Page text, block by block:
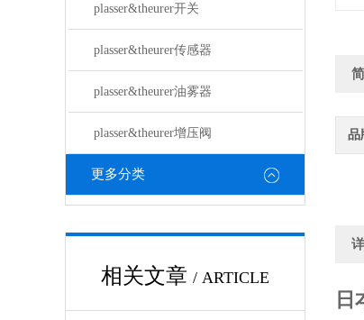
plasser&theurer开关
plasser&theurer传感器
plasser&theurer油雾器
plasser&theurer增压阀
更多分类
相关文章 / ARTICLE
品